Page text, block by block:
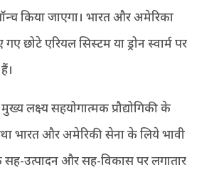
किया जाएगा। भारत और अमेरिका
छोटे एरियल सिस्टम या ड्रोन स्वार्म पर
लक्ष्य सहयोगात्मक प्रौद्योगिकी के
भारत और अमेरिकी सेना के लिये भावी
के सह-उत्पादन और सह-विकास पर लगातार